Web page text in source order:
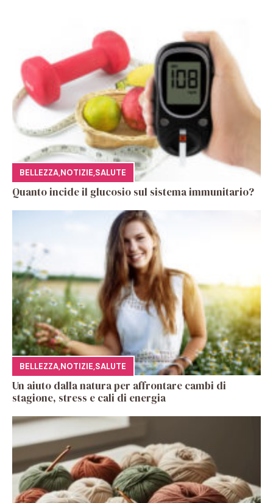
BELLEZZA,NOTIZIE,SALUTE
Quanto incide il glucosio sul sistema immunitario?
BELLEZZA,NOTIZIE,SALUTE
Un aiuto dalla natura per affrontare cambi di
stagione, stress e cali di energia